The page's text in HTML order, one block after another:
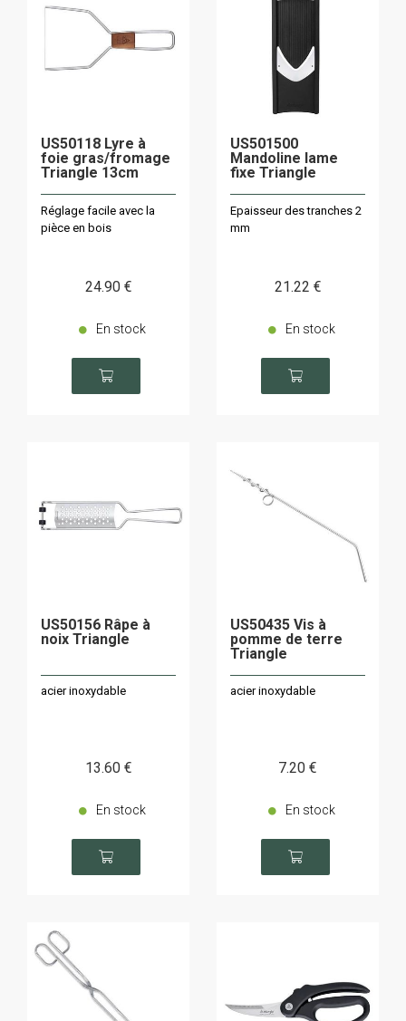
US50118 Lyre à
foie gras/fromage
Triangle 13cm
Réglage facile avec la
pièce en bois
24.90 €
En stock
US501500
Mandoline lame
fixe Triangle
Epaisseur des tranches 2
mm
21.22 €
En stock
US50156 Râpe à
noix Triangle
acier inoxydable
13.60 €
En stock
US50435 Vis à
pomme de terre
Triangle
acier inoxydable
7.20 €
En stock